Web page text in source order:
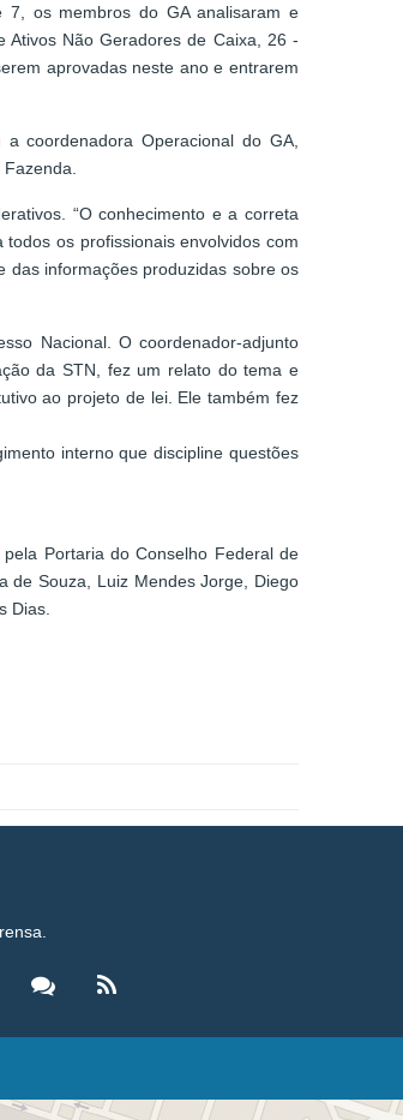
7, os membros do GA analisaram e
Não Geradores de Caixa, 26 -
aprovadas neste ano e entrarem
coordenadora Operacional do GA,
“O conhecimento e a correta
os profissionais envolvidos com
das informações produzidas sobre os
Nacional. O coordenador-adjunto
da STN, fez um relato do tema e
ao projeto de lei. Ele também fez
interno que discipline questões
Portaria do Conselho Federal de
de Souza, Luiz Mendes Jorge, Diego
Dias.